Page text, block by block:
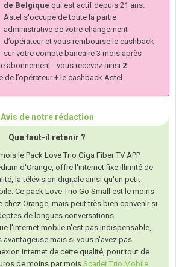
de Belgique qui est actif depuis 21 ans.
Astel s'occupe de toute la partie
administrative de votre changement
d’opérateur et vous rembourse le cashback
sur votre compte bancaire 3 mois après
abonnement - vous recevez ainsi 2
de l’opérateur + le cashback Astel.
Avis de notre rédaction
Que faut-il retenir ?
le Pack Love Trio Giga Fiber TV APP
d'Orange, offre l'internet fixe illimité de
la télévision digitale ainsi qu'un petit
Ce pack Love Trio Go Small est le moins
chez Orange, mais peut très bien convenir si
de longues conversations
l'internet mobile n'est pas indispensable,
avantageuse mais si vous n'avez pas
internet de cette qualité, pour tout de
de moins par mois Scarlet Trio Mobile